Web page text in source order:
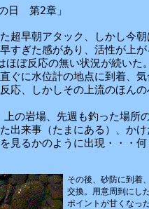
日 第2章 」
超早朝アタック、しかし今朝
早すぎた感があり、 活性が上
ほぼ反応の無い状況が続いた
直 ぐに水位計の地点に到着、 気
反応、しかしその上流のほんの
上の岩場、 先週 も釣った場所
出来事 （たまにある）、か
を 見るかのように出現 ・・・ 何
その後、 砂防に到着
交換。 用意周到にし
ポイントが甘 くなっ